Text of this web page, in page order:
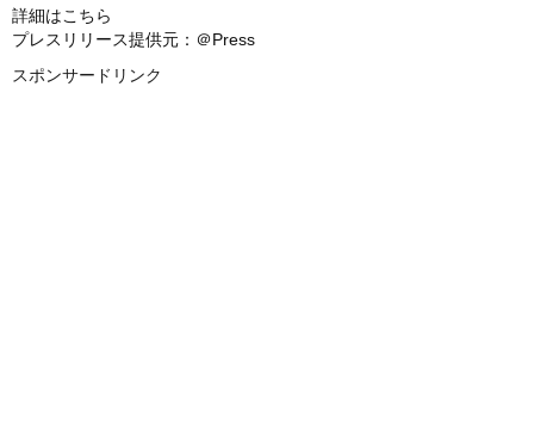
詳細はこちら
プレスリリース提供元：＠Press
スポンサードリンク